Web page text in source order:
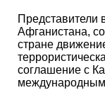
Представители
Афганистана,
стране
соглашение с